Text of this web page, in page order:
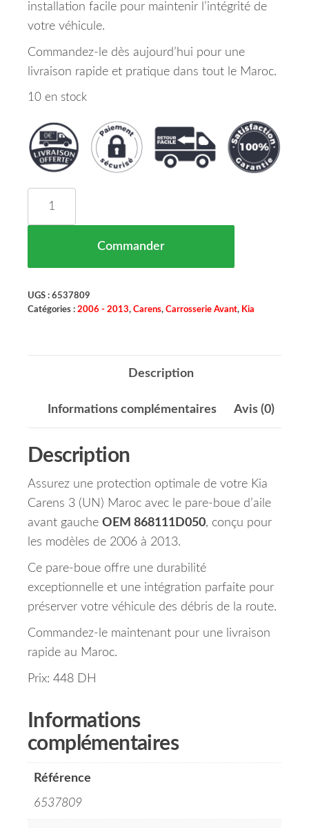
installation facile pour maintenir l’intégrité de
votre véhicule.
Commandez-le dès aujourd’hui pour une
livraison rapide et pratique dans tout le Maroc.
10 en stock
Commander
UGS : 6537809
Catégories : 2006 - 2013, Carens, Carrosserie Avant, Kia
Description
Informations complémentaires Avis (0)
Description
Assurez une protection optimale de votre Kia
Carens 3 (UN) Maroc avec le pare-boue d’aile
avant gauche OEM 868111D050, conçu pour
les modèles de 2006 à 2013.
Ce pare-boue offre une durabilité
exceptionnelle et une intégration parfaite pour
préserver votre véhicule des débris de la route.
Commandez-le maintenant pour une livraison
rapide au Maroc.
Prix: 448 DH
Informations
complémentaires
Référence
6537809